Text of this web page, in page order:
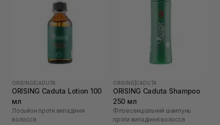
ORISING CADUTA
ORISING Caduta Lotion 100
мл
Лосьйон проти випадіння
волосся
ORISING CADUTA
ORISING Caduta Shampoo
250 мл
Фітоесенціальний шампунь
проти випадіння волосся